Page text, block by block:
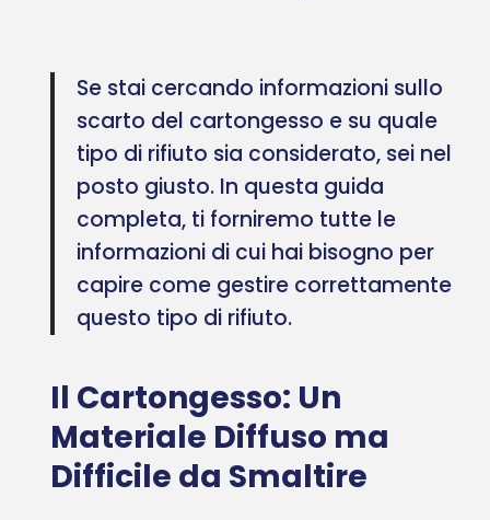
Se stai cercando informazioni sullo
scarto del cartongesso e su quale
tipo di rifiuto sia considerato, sei nel
posto giusto. In questa guida
completa, ti forniremo tutte le
informazioni di cui hai bisogno per
capire come gestire correttamente
questo tipo di rifiuto.
Il Cartongesso: Un
Materiale Diffuso ma
Difficile da Smaltire